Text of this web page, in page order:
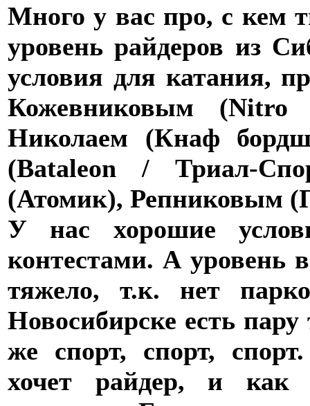
Много у вас про, с кем
уровень райдеров из
условия для катания,
Кожевниковым
Николаем (Кнаф
(Bataleon / Триал-
(Атомик), Репниковым
У нас хорошие
контестами. А уровень
тяжело, т.к. нет
Новосибирске есть
же спорт, спорт,
хочет райдер, и как